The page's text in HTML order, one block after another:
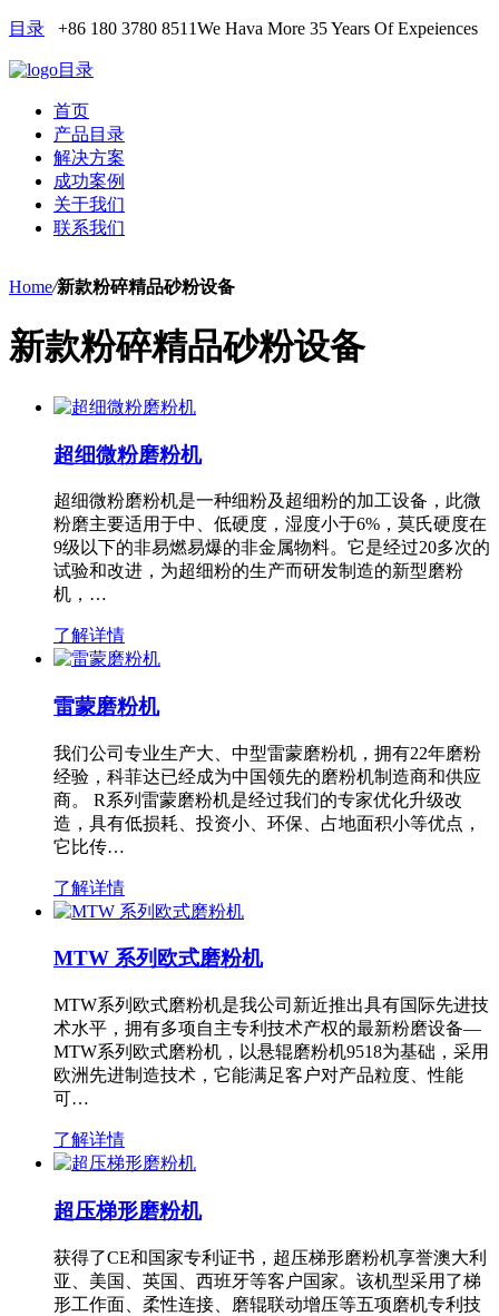
目录 +86 180 3780 8511We Hava More 35 Years Of Expeiences
目录
首页
产品目录
解决方案
成功案例
关于我们
联系我们
Home/新款粉碎精品砂粉设备
新款粉碎精品砂粉设备
超细微粉磨粉机
超细微粉磨粉机是一种细粉及超细粉的加工设备，此微
粉磨主要适用于中、低硬度，湿度小于6%，莫氏硬度在
9级以下的非易燃易爆的非金属物料。它是经过20多次的
试验和改进，为超细粉的生产而研发制造的新型磨粉
机，…
了解详情
雷蒙磨粉机
我们公司专业生产大、中型雷蒙磨粉机，拥有22年磨粉
经验，科菲达已经成为中国领先的磨粉机制造商和供应
商。 R系列雷蒙磨粉机是经过我们的专家优化升级改
造，具有低损耗、投资小、环保、占地面积小等优点，
它比传…
了解详情
MTW 系列欧式磨粉机
MTW系列欧式磨粉机是我公司新近推出具有国际先进技
术水平，拥有多项自主专利技术产权的最新粉磨设备—
MTW系列欧式磨粉机，以悬辊磨粉机9518为基础，采用
欧洲先进制造技术，它能满足客户对产品粒度、性能
可…
了解详情
超压梯形磨粉机
获得了CE和国家专利证书，超压梯形磨粉机享誉澳大利
亚、美国、英国、西班牙等客户国家。该机型采用了梯
形工作面、柔性连接、磨辊联动增压等五项磨机专利技